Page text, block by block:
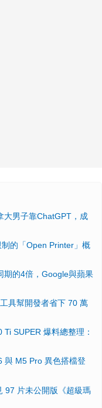
大男子靠ChatGPT，成
的「Open Printer」概
期的4倍，Google與蘋果
具幫開發者省下 70 萬
SUPER 爆料總整理：
與 M5 Pro 異色搭檔登
97 片未公開版《超級瑪